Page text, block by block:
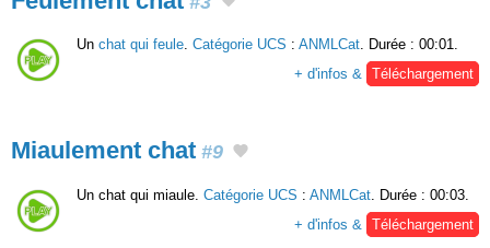
Un chat qui feule. Catégorie UCS : ANMLCat. Durée : 00:01.
+ d'infos & Téléchargement
Miaulement chat #9
Un chat qui miaule. Catégorie UCS : ANMLCat . Durée : 00:03.
+ d'infos &
Téléchargement